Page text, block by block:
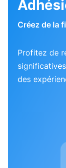
Créez de la
Profitez de
des